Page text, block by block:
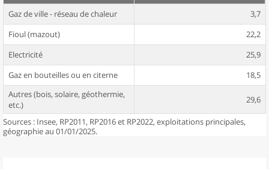
Gaz de ville - réseau de chaleur
3,7
Fioul (mazout)
22,2
Electricité
25,9
Gaz en bouteilles ou en citerne
18,5
Autres (bois, solaire, géothermie,
etc.)
29,6
Sources : Insee, RP2011, RP2016 et RP2022, exploitations principales,
géographie au 01/01/2025.